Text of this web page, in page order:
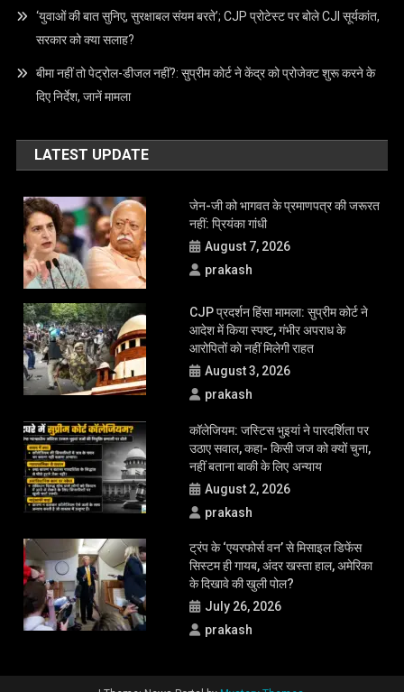
सरकार को क्या सलाह?
दिए निर्देश, जानें मामला
LATEST UPDATE
नहीं: प्रियंका गांधी
August 7, 2026
prakash
आदेश में किया स्पष्ट, गंभीर अपराध के
आरोपितों को नहीं मिलेगी राहत
August 3, 2026
prakash
उठाए सवाल, कहा- किसी जज को क्यों चुना,
नहीं बताना बाकी के लिए अन्याय
August 2, 2026
prakash
सिस्टम ही गायब, अंदर खस्ता हाल, अमेरिका
के दिखावे की खुली पोल?
July 26, 2026
prakash
|Theme: News Portal byMystery Themes.